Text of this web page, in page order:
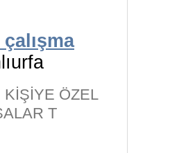
KİŞİYE ÖZEL
T